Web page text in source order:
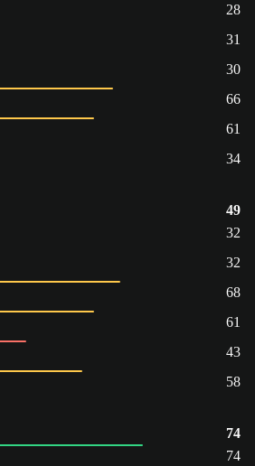
28
31
30
66
61
34
49
32
32
68
61
43
58
74
74